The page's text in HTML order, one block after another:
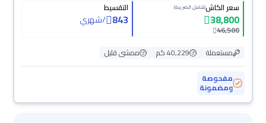
سعر الكاش(شامل الضريبة)
38,800
46,500
التقسيط
843
/شهري
مستعملة 40,229 كم
ممشى قليل
مفحوصة
ومضمونة